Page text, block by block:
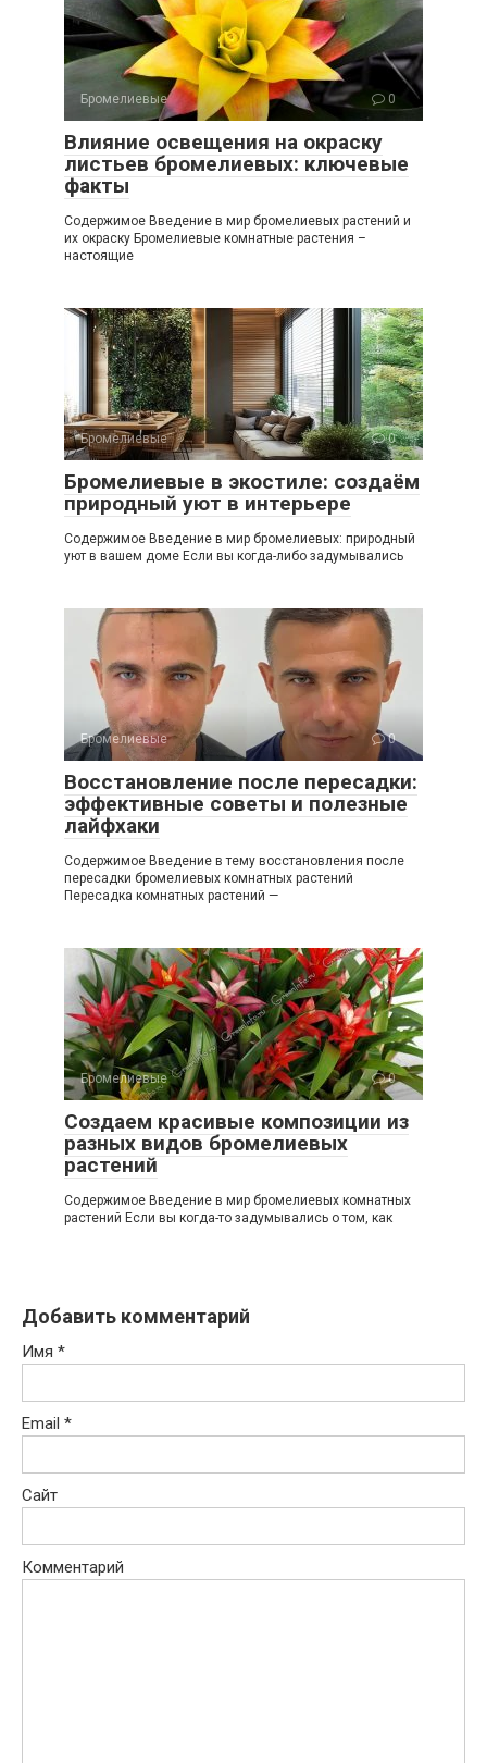
Бромелиевые 0
Влияние освещения на окраску
листьев бромелиевых: ключевые
факты
Содержимое Введение в мир бромелиевых растений и
их окраску Бромелиевые комнатные растения –
настоящие
Бромелиевые 0
Бромелиевые в экостиле: создаём
природный уют в интерьере
Содержимое Введение в мир бромелиевых: природный
уют в вашем доме Если вы когда-либо задумывались
Бромелиевые 0
Восстановление после пересадки:
эффективные советы и полезные
лайфхаки
Содержимое Введение в тему восстановления после
пересадки бромелиевых комнатных растений
Пересадка комнатных растений —
Бромелиевые 0
Создаем красивые композиции из
разных видов бромелиевых
растений
Содержимое Введение в мир бромелиевых комнатных
растений Если вы когда-то задумывались о том, как
Добавить комментарий
Имя *
Email *
Сайт
Комментарий